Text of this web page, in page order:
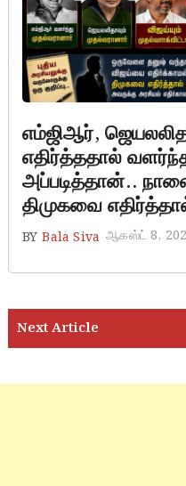
எம்ஜிஆர்,
எதிர்த்ததால்
அப்படித்தான்..
திமுகவை
BY Bala Siva ஆகஸ்ட் 8,